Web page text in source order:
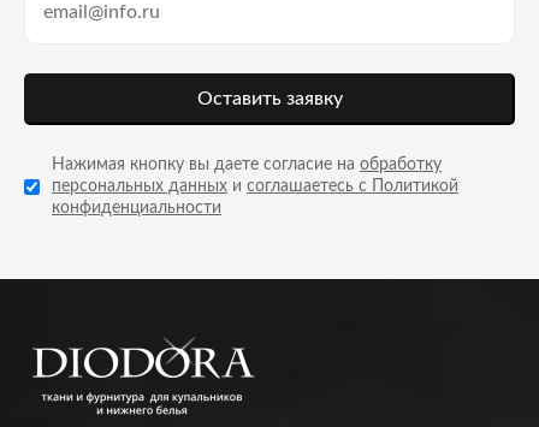
Оставить заявку
Нажимая кнопку вы даете согласие на обработку
персональных данных и соглашаетесь с Политикой
конфиденциальности